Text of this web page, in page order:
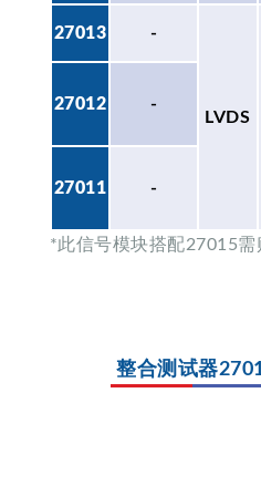
27013 -
LVDS
27012 -
27011 -
*此信号模块搭配27015需
整合测试器